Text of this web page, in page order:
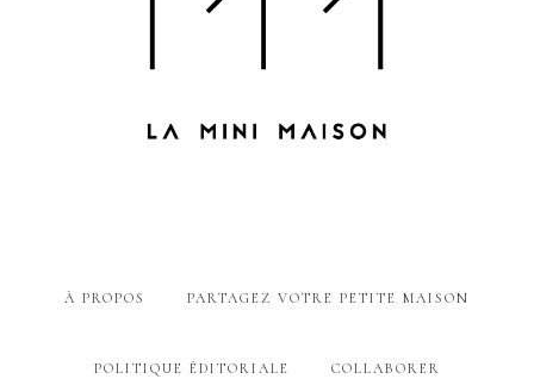
À PROPOS PARTAGEZ VOTRE PETITE MAISON
POLITIQUE ÉDITORIALE COLLABORER